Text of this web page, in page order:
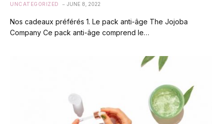
UNCATEGORIZED JUNE 8, 2022
Nos cadeaux préférés 1. Le pack anti-âge The Jojoba
Company Ce pack anti-âge comprend le…